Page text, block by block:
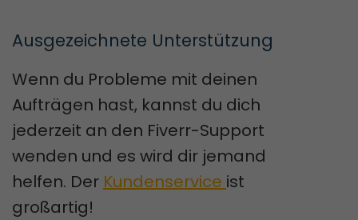
Ausgezeichnete Unterstützung
Wenn du Probleme mit deinen
Aufträgen hast, kannst du dich
jederzeit an den Fiverr-Support
wenden und es wird dir jemand
helfen. Der Kundenservice ist
großartig!